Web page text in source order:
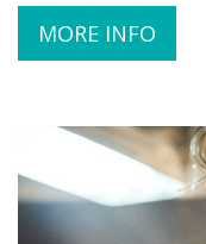
MORE INFO